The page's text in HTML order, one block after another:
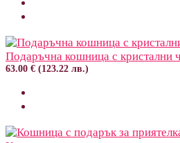
Подаръчна кошница с кристални
63.00 € (123.22 лв.)